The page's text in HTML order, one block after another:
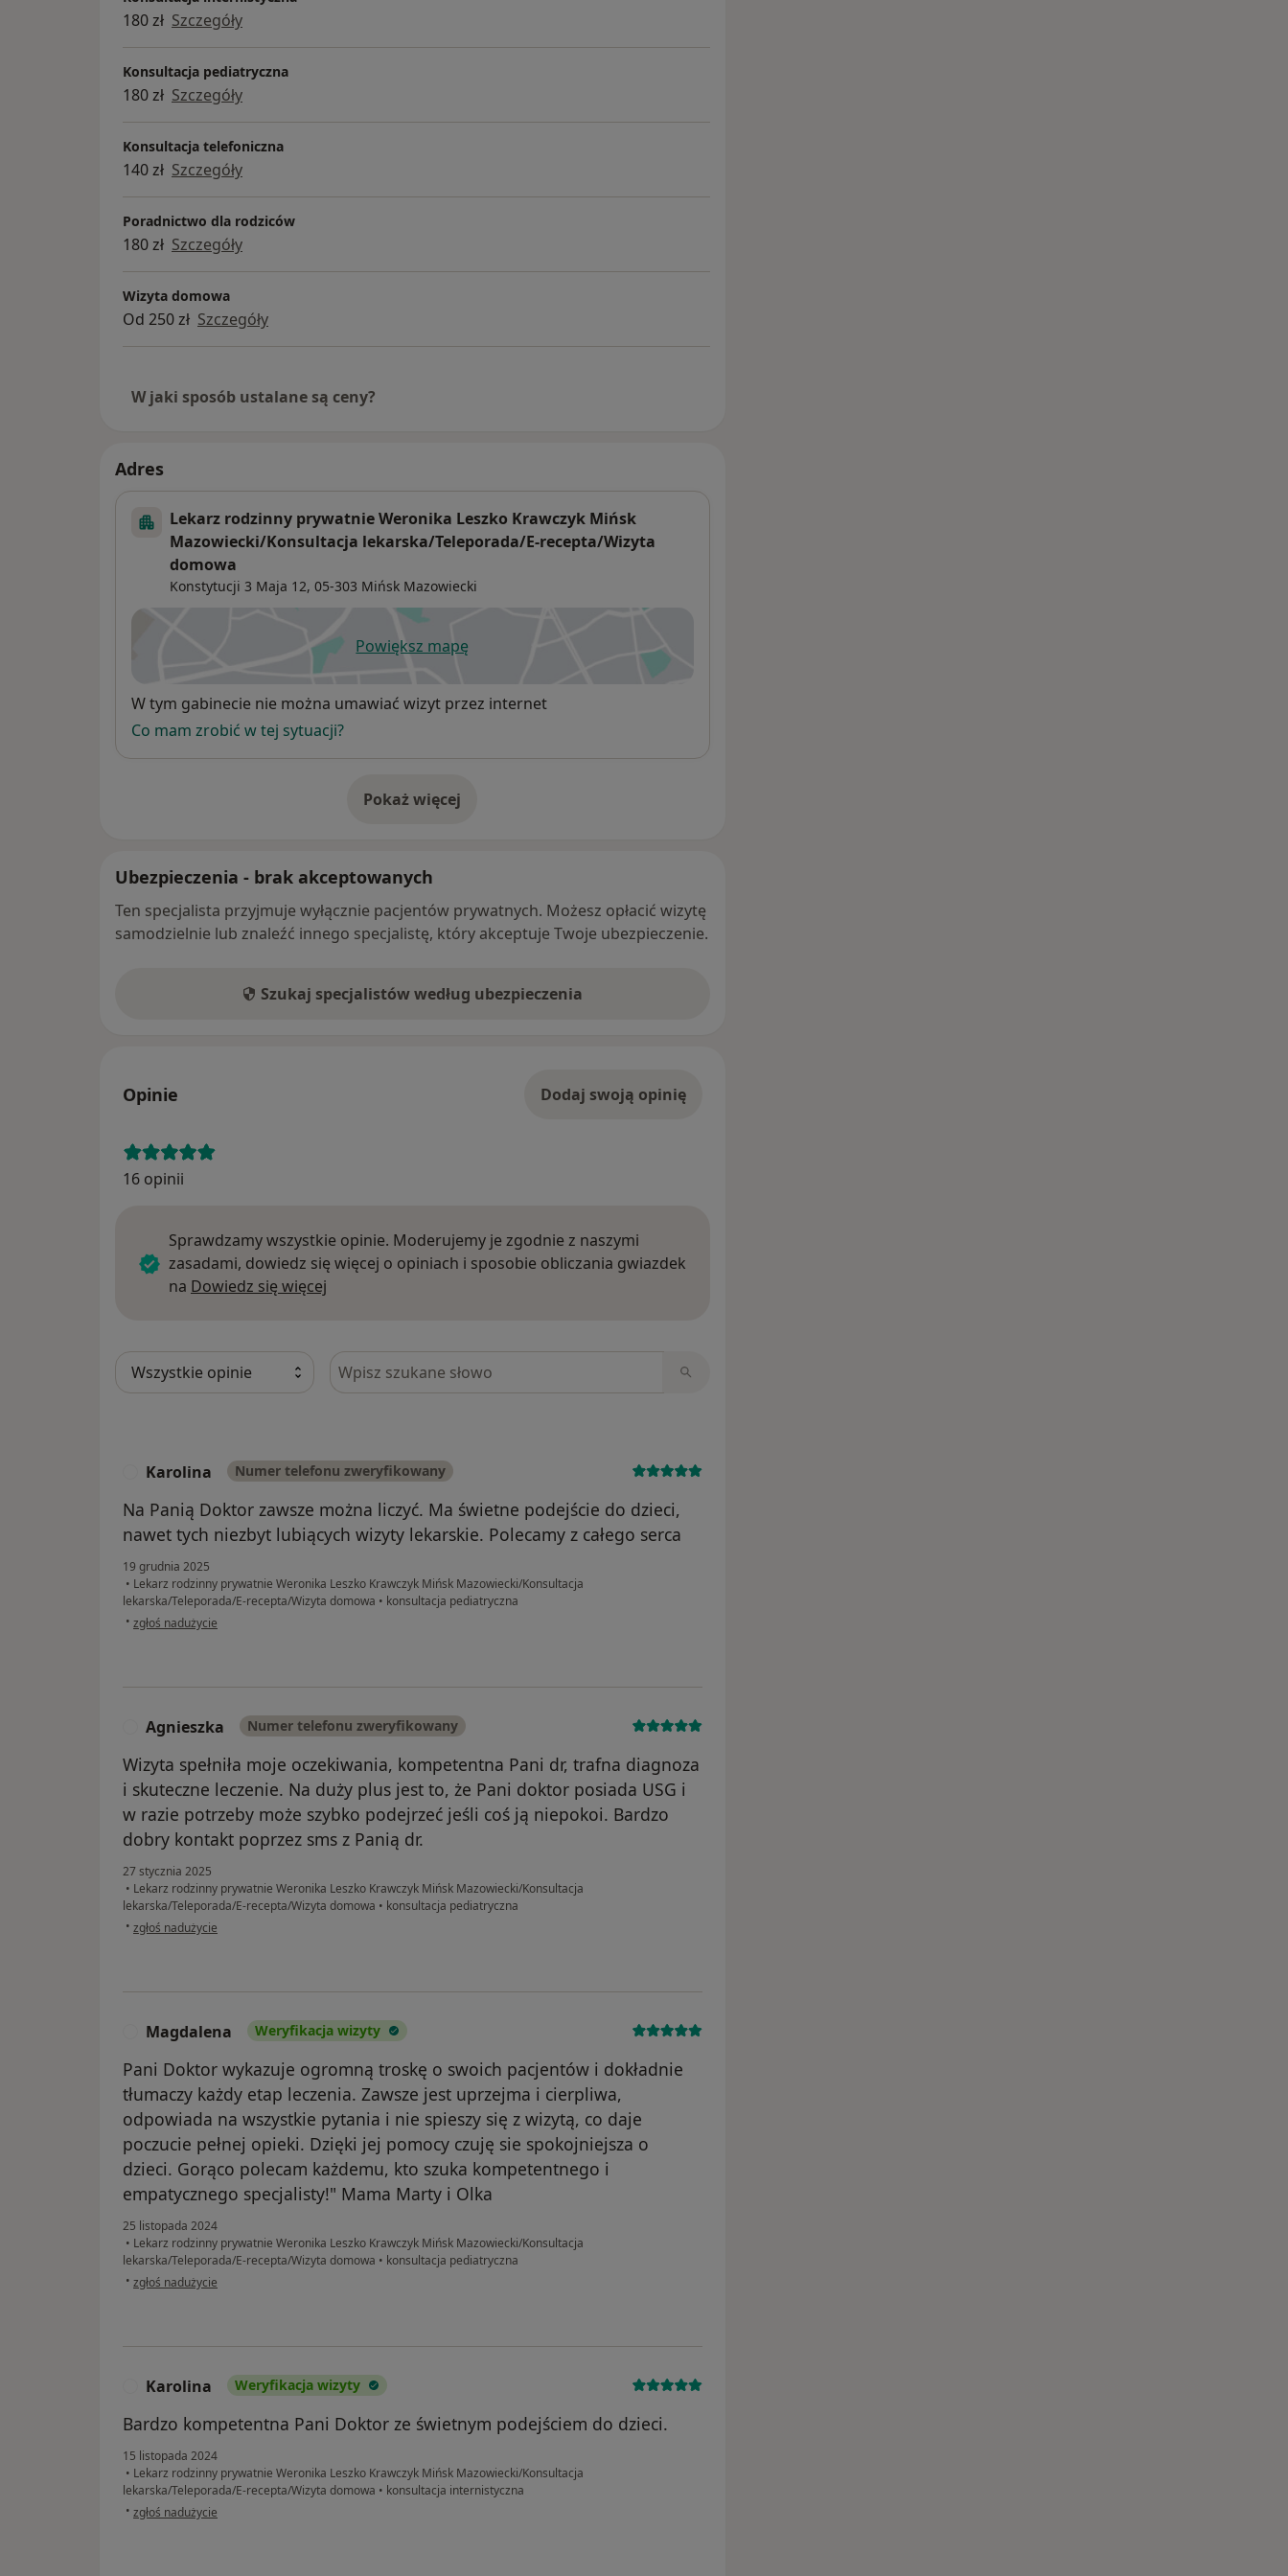
180 zł Szczegóły
Konsultacja pediatryczna
180 zł Szczegóły
Konsultacja telefoniczna
140 zł Szczegóły
Poradnictwo dla rodziców
180 zł Szczegóły
Wizyta domowa
Od 250 zł Szczegóły
W jaki sposób ustalane są ceny?
Adres
Lekarz rodzinny prywatnie Weronika Leszko Krawczyk Mińsk
Mazowiecki/Konsultacja lekarska/Teleporada/E-recepta/Wizyta
domowa
Konstytucji 3 Maja 12, 05-303 Mińsk Mazowiecki
Powiększ mapęotwiera się w nowej karcie
Dostępność
W tym gabinecie nie można umawiać wizyt przez internet
Co mam zrobić w tej sytuacji?
Pokaż więcej
o adresie
Ubezpieczenia - brak akceptowanych
Ten specjalista przyjmuje wyłącznie pacjentów prywatnych. Możesz opłacić wizytę
samodzielnie lub znaleźć innego specjalistę, który akceptuje Twoje ubezpieczenie.
Szukaj specjalistów według ubezpieczenia
Opinie Dodaj swoją opinię
16 opinii
Sprawdzamy wszystkie opinie. Moderujemy je zgodnie z naszymi
zasadami, dowiedz się więcej o opiniach i sposobie obliczania gwiazdek
na Dowiedz się więcej
Szukaj w opiniach
Karolina Numer telefonu zweryfikowany
Na Panią Doktor zawsze można liczyć. Ma świetne podejście do dzieci,
nawet tych niezbyt lubiących wizyty lekarskie. Polecamy z całego serca
19 grudnia 2025
• Lekarz rodzinny prywatnie Weronika Leszko Krawczyk Mińsk Mazowiecki/Konsultacja
lekarska/Teleporada/E-recepta/Wizyta domowa • konsultacja pediatryczna
• w opinii użytkownika Karolina
zgłoś nadużycie
Agnieszka Numer telefonu zweryfikowany
Wizyta spełniła moje oczekiwania, kompetentna Pani dr, trafna diagnoza
i skuteczne leczenie. Na duży plus jest to, że Pani doktor posiada USG i
w razie potrzeby może szybko podejrzeć jeśli coś ją niepokoi. Bardzo
dobry kontakt poprzez sms z Panią dr.
27 stycznia 2025
• Lekarz rodzinny prywatnie Weronika Leszko Krawczyk Mińsk Mazowiecki/Konsultacja
lekarska/Teleporada/E-recepta/Wizyta domowa • konsultacja pediatryczna
• w opinii użytkownika Agnieszka
zgłoś nadużycie
Magdalena Weryfikacja wizyty
Pani Doktor wykazuje ogromną troskę o swoich pacjentów i dokładnie
tłumaczy każdy etap leczenia. Zawsze jest uprzejma i cierpliwa,
odpowiada na wszystkie pytania i nie spieszy się z wizytą, co daje
poczucie pełnej opieki. Dzięki jej pomocy czuję sie spokojniejsza o
dzieci. Gorąco polecam każdemu, kto szuka kompetentnego i
empatycznego specjalisty!" Mama Marty i Olka
25 listopada 2024
• Lekarz rodzinny prywatnie Weronika Leszko Krawczyk Mińsk Mazowiecki/Konsultacja
lekarska/Teleporada/E-recepta/Wizyta domowa • konsultacja pediatryczna
• w opinii użytkownika Magdalena
zgłoś nadużycie
Karolina Weryfikacja wizyty
Bardzo kompetentna Pani Doktor ze świetnym podejściem do dzieci.
15 listopada 2024
• Lekarz rodzinny prywatnie Weronika Leszko Krawczyk Mińsk Mazowiecki/Konsultacja
lekarska/Teleporada/E-recepta/Wizyta domowa • konsultacja internistyczna
• w opinii użytkownika Karolina
zgłoś nadużycie